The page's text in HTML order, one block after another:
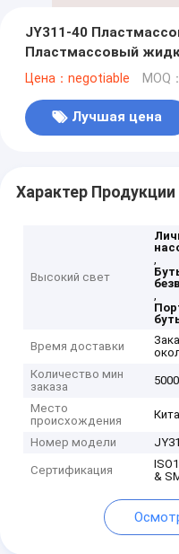
JY311-40
Пластмассовый
насос 2CC для
Цена：negotiable MOQ
Лучшая цена
Характер Продукции
Высокий свет
,
,
Время доставки
Количество мин
заказа
Место
происхождения
Номер модели
Сертификация
&